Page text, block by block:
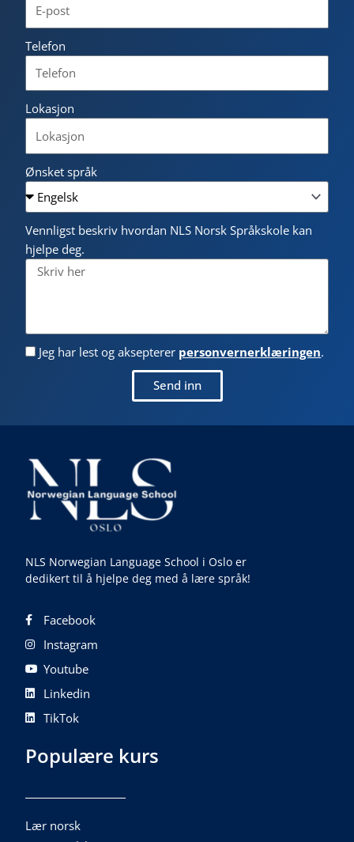
Telefon
Lokasjon
Ønsket språk
Vennligst beskriv hvordan NLS Norsk Språkskole kan
hjelpe deg.
Jeg har lest og aksepterer personvernerklæringen.
Send inn
NLS Norwegian Language School i Oslo er
dedikert til å hjelpe deg med å lære språk!
Facebook
Instagram
Youtube
Linkedin
TikTok
Populære kurs
Lær norsk